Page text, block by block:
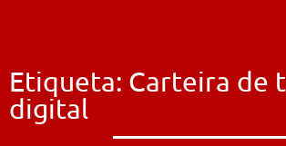
Etiqueta: Carteira de
digital